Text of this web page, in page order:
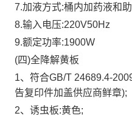
7.加液方式:桶内加药液和助
8.输入电压:220V50Hz
9.额定功率:1900W
(四)全降解黄板
1、符合GB/T 24689.4-
告复印件加盖供应商鲜章);
2、诱虫板:黄色;